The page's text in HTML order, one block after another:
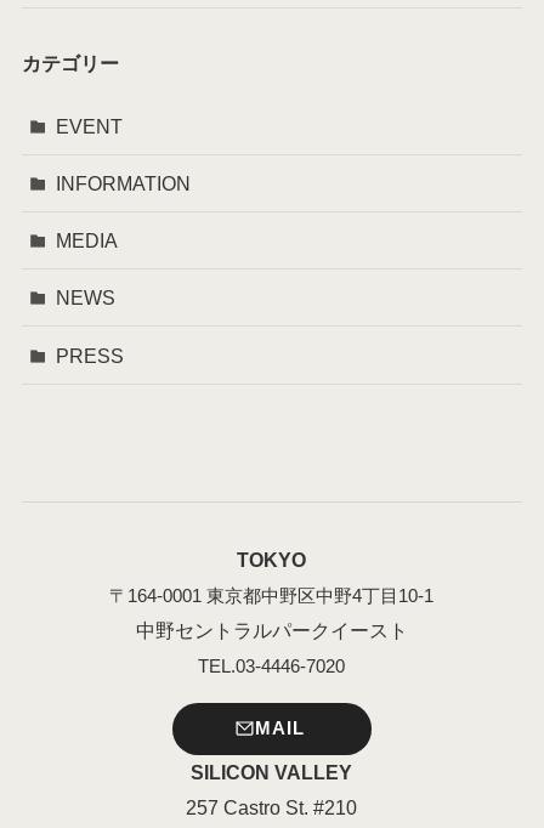
カテゴリー
EVENT
INFORMATION
MEDIA
NEWS
PRESS
TOKYO
〒164-0001 東京都中野区中野4丁目10-1
中野セントラルパークイースト
TEL.03-4446-7020
MAIL
SILICON VALLEY
257 Castro St. #210